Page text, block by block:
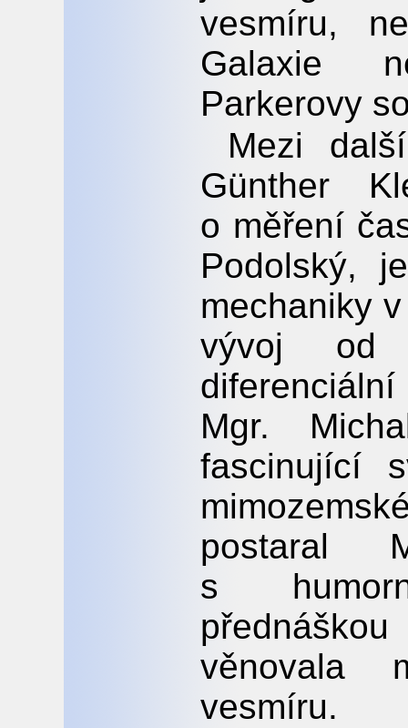
vesmíru,
Galaxie
Parkerovy
Mezi
Günther
o měření
Podolský,
mechaniky
vývoj od
Mgr.
fascinující
postaral
s
věnovala
vesmíru.